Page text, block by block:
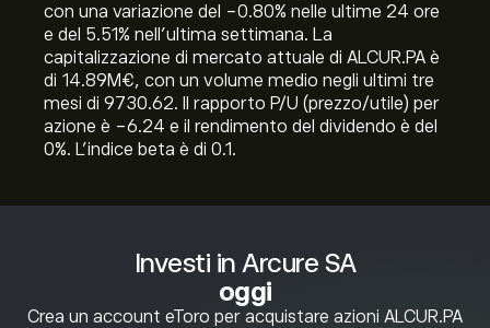
Investi in Arcure SA
oggi
Crea un account eToro per acquistare azioni ALCUR.PA
con una variazione del ‎-0.80‎% nelle ultime 24 ore
e del ‎5.51‎% nell'ultima settimana. La
capitalizzazione di mercato attuale di ALCUR.PA è
di 14.89M‎€‎, con un volume medio negli ultimi tre
mesi di 9730.62. Il rapporto P/U (prezzo/utile) per
azione è -6.24 e il rendimento del dividendo è del
0%. L'indice beta è di 0.1.